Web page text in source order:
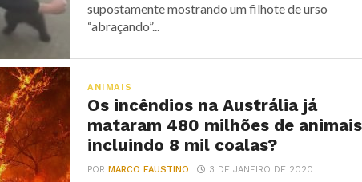
supostamente mostrando um filhote de urso
“abraçando”...
ANIMAIS
Os incêndios na Austrália já
mataram 480 milhões de animais
incluindo 8 mil coalas?
PORMARCO FAUSTINO 3 DE JANEIRO DE 2020